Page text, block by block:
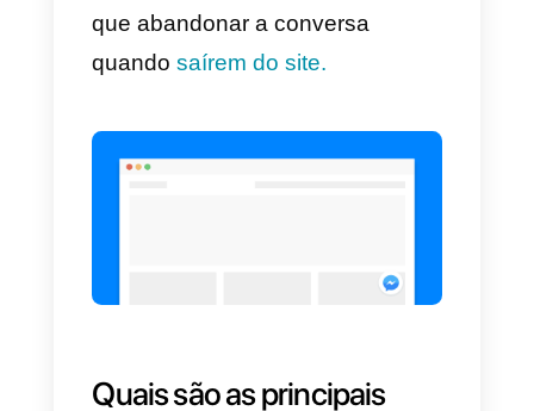
do site, depois deoptarem
com os gerentes do site como
ferramentas do Live Chat, sem